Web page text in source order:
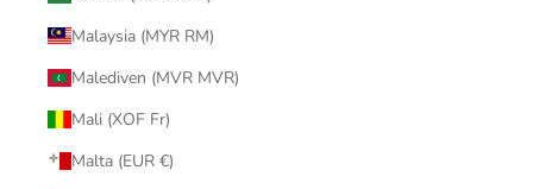
Malaysia (MYR RM)
Malediven (MVR MVR)
Mali (XOF Fr)
Malta (EUR €)